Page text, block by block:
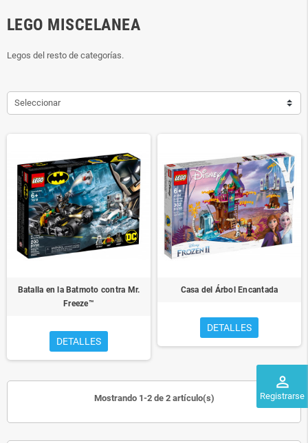
perm_identity
Registrarse
LEGO MISCELANEA
Legos del resto de categorías.
Seleccionar
Batalla en la Batmoto contra Mr.
Freeze™
DETALLES
Casa del Árbol Encantada
DETALLES
Mostrando 1-2 de 2 artículo(s)